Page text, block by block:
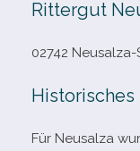
Rittergut
02742
Historisches
Für Neusalza